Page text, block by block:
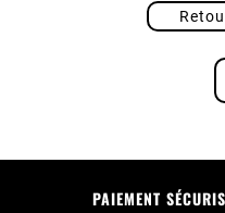
PAIEMENT